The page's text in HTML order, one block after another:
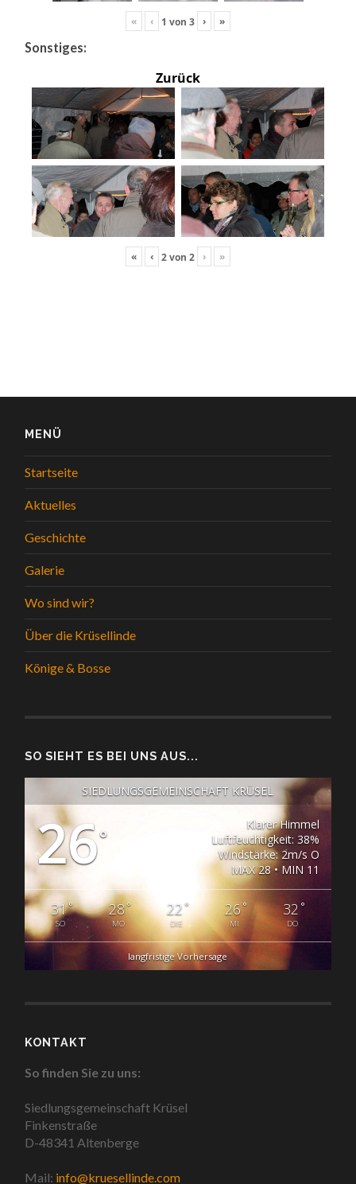
« ‹ 1 von 3 › »
Sonstiges:
Zurück
« ‹ 2von 2 › »
MENÜ
Startseite
Aktuelles
Geschichte
Galerie
Wo sind wir?
Über die Krüsellinde
Könige & Bosse
SO SIEHT ES BEI UNS AUS...
SIEDLUNGSGEMEINSCHAFT KRÜSEL
26°
Klarer Himmel
Luftfeuchtigkeit: 38%
Windstärke: 2m/s O
MAX 28 • MIN 11
31°
SO
28°
MO
22 °
DIE
26°
MI
32 °
DO
langfristige Vorhersage
KONTAKT
So finden Sie zu uns:
Siedlungsgemeinschaft Krüsel
Finkenstraße
D-48341 Altenberge
Mail: info@kruesellinde.com